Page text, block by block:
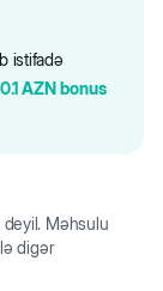
istifadə
0.1 AZN bonus
Məhsulu
digər